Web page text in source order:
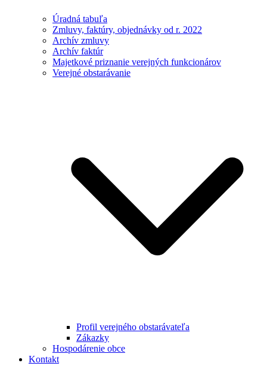
Úradná tabuľa
Zmluvy, faktúry, objednávky od r. 2022
Archív zmluvy
Archív faktúr
Majetkové priznanie verejných funkcionárov
Verejné obstarávanie
Profil verejného obstarávateľa
Zákazky
Hospodárenie obce
Kontakt